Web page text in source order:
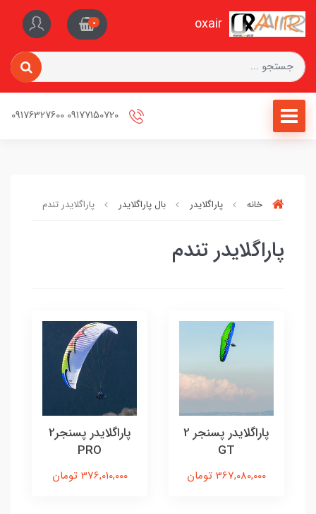
oxair
0
خانه پاراگلایدر بال پاراگلایدر پاراگلایدر تندم
پاراگلایدر تندم
پاراگلایدر پسنجر 2
GT
367,080,000 تومان
پاراگلایدر پسنجر2
PRO
376,010,000 تومان